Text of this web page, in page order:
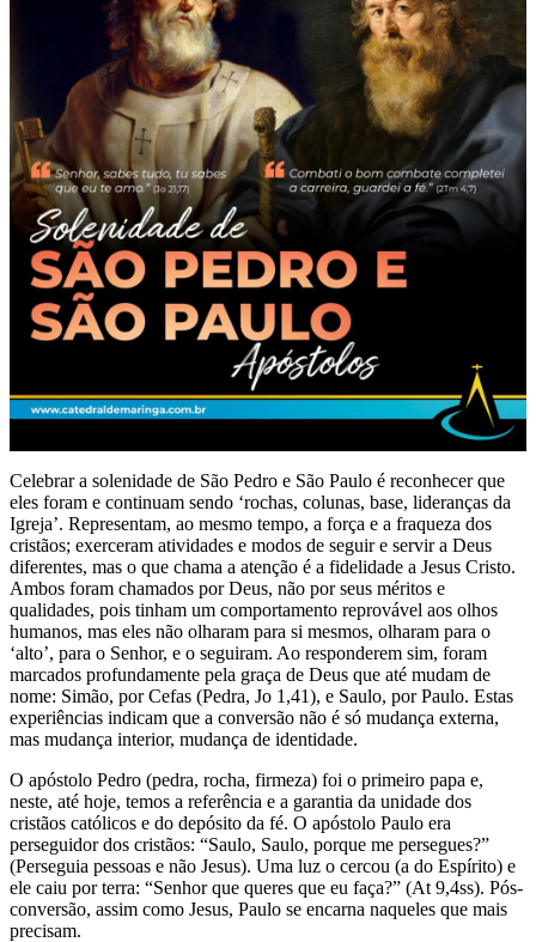
Celebrar a solenidade de São Pedro e São Paulo é reconhecer que
eles foram e continuam sendo ‘rochas, colunas, base, lideranças da
Igreja’. Representam, ao mesmo tempo, a força e a fraqueza dos
cristãos; exerceram atividades e modos de seguir e servir a Deus
diferentes, mas o que chama a atenção é a fidelidade a Jesus Cristo.
Ambos foram chamados por Deus, não por seus méritos e
qualidades, pois tinham um comportamento reprovável aos olhos
humanos, mas eles não olharam para si mesmos, olharam para o
‘alto’, para o Senhor, e o seguiram. Ao responderem sim, foram
marcados profundamente pela graça de Deus que até mudam de
nome: Simão, por Cefas (Pedra, Jo 1,41), e Saulo, por Paulo. Estas
experiências indicam que a conversão não é só mudança externa,
mas mudança interior, mudança de identidade.
O apóstolo Pedro (pedra, rocha, firmeza) foi o primeiro papa e,
neste, até hoje, temos a referência e a garantia da unidade dos
cristãos católicos e do depósito da fé. O apóstolo Paulo era
perseguidor dos cristãos: “Saulo, Saulo, porque me persegues?”
(Perseguia pessoas e não Jesus). Uma luz o cercou (a do Espírito) e
ele caiu por terra: “Senhor que queres que eu faça?” (At 9,4ss). Pós-
conversão, assim como Jesus, Paulo se encarna naqueles que mais
precisam.